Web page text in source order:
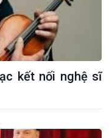
kết nối nghệ sĩ